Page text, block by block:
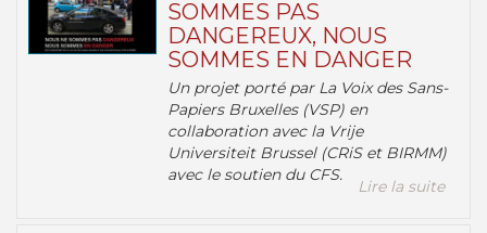
SOMMES PAS
DANGEREUX, NOUS
SOMMES EN DANGER
Un projet porté par La Voix des Sans-
Papiers Bruxelles (VSP) en
collaboration avec la Vrije
Universiteit Brussel (CRiS et BIRMM)
avec le soutien du CFS.
Lire la suite